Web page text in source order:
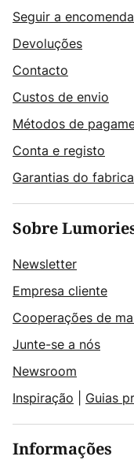
Seguir a encomenda
Devoluções
Contacto
Custos de envio
Métodos de
Conta e registo
Garantias do
Sobre
Newsletter
Empresa cliente
Cooperações de
Junte-se a nós
Newsroom
Inspiração
Guias
Informações